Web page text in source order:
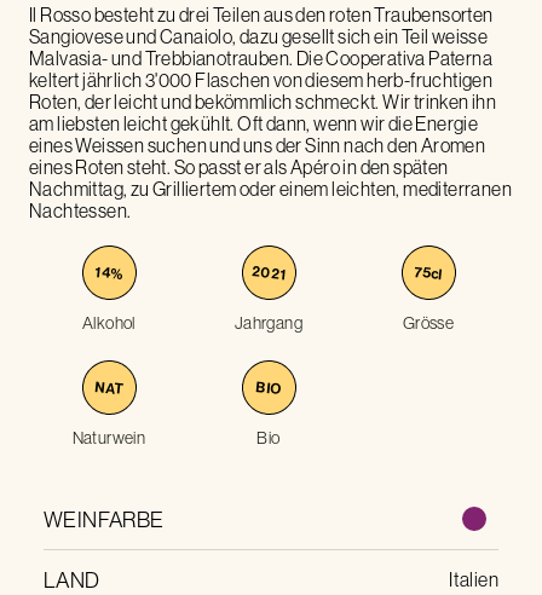
Il Rosso besteht zu drei Teilen aus den roten Traubensorten
Sangiovese und Canaiolo, dazu gesellt sich ein Teil weisse
Malvasia- und Trebbianotrauben. Die Cooperativa Paterna
keltert jährlich 3'000 Flaschen von diesem herb-fruchtigen
Roten, der leicht und bekömmlich schmeckt. Wir trinken ihn
am liebsten leicht gekühlt. Oft dann, wenn wir die Energie
eines Weissen suchen und uns der Sinn nach den Aromen
eines Roten steht. So passt er als Apéro in den späten
Nachmittag, zu Grilliertem oder einem leichten, mediterranen
Nachtessen.
14%
Alkohol
2021
Jahrgang
75cl
Grösse
NAT
Naturwein
BIO
Bio
WEINFARBE
LAND Italien